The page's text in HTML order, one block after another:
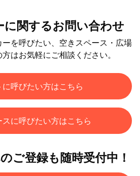
に関するお問い合わせ
を呼びたい、空きスペース・広場
はお気軽にご相談ください。
に呼びたい方はこちら
に呼びたい方はこちら
ご登録も随時受付中！